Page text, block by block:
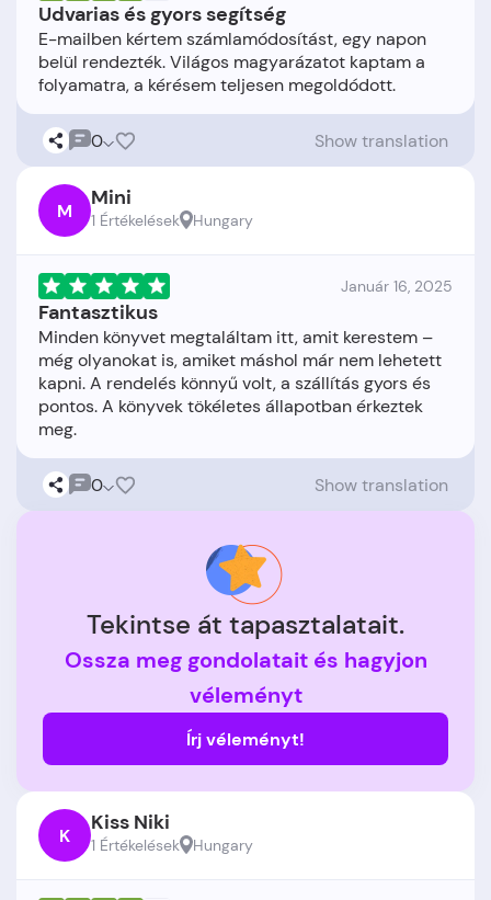
Udvarias és gyors segítség
E-mailben kértem számlamódosítást, egy napon
belül rendezték. Világos magyarázatot kaptam a
0 Show translation
M Mini
1 Értékelések Hungary
Január 16, 2025
Fantasztikus
Minden könyvet megtaláltam itt, amit kerestem –
még olyanokat is, amiket máshol már nem lehetett
kapni. A rendelés könnyű volt, a szállítás gyors és
pontos. A könyvek tökéletes állapotban érkeztek
0 Show translation
Tekintse át tapasztalatait.
Ossza meg gondolatait és hagyjon
véleményt
Írj véleményt!
K Kiss Niki
1 Értékelések Hungary